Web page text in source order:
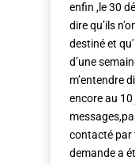
enfin ,le 30
dire qu’ils
destiné et
d’une
m’entendre
encore au 10
contacté par
demande a